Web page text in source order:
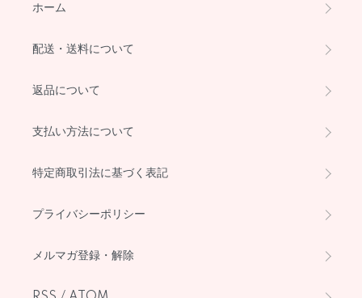
ホーム
配送・送料について
返品について
支払い方法について
特定商取引法に基づく表記
プライバシーポリシー
メルマガ登録・解除